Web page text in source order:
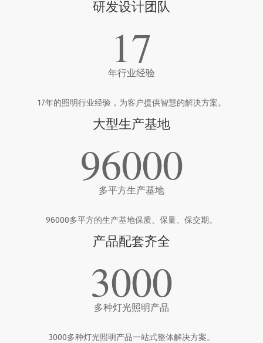
研发设计团队
17
年行业经验
17年的照明行业经验，为客户提供智慧的解决方案。
大型生产基地
96000
多平方生产基地
96000多平方的生产基地保质、保量、保交期。
产品配套齐全
3000
多种灯光照明产品
3000多种灯光照明产品一站式整体解决方案。